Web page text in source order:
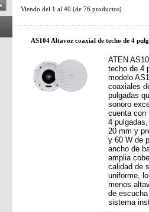
Viendo del 1 al 40 (de 76 productos)
AS104 Altavoz coaxial de techo de 4
ATEN
techo de 4
modelo
coaxiales
pulgadas
sonoro
cuenta con
4
20 mm y
y 60 W de
ancho de
amplia
calidad de
uniforme,
menos
de
sistema